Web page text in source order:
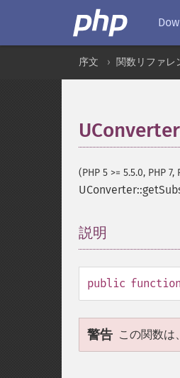
序文 関数リファレ
(PHP 5 >= 5.5.0, PHP 7,
説明
public function
警告 この関数は